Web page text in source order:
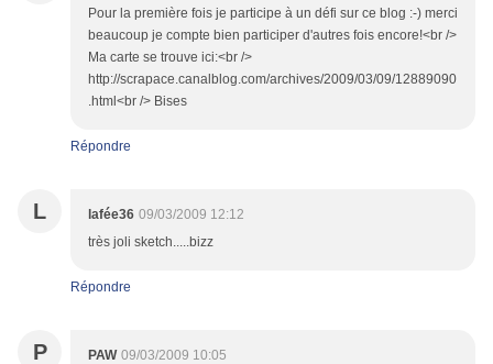
Pour la première fois je participe à un défi sur ce blog :-) merci
beaucoup je compte bien participer d'autres fois encore!<br />
Ma carte se trouve ici:<br />
http://scrapace.canalblog.com/archives/2009/03/09/12889090
.html<br /> Bises
Répondre
L lafée36 09/03/2009 12:12
très joli sketch.....bizz
Répondre
P PAW 09/03/2009 10:05